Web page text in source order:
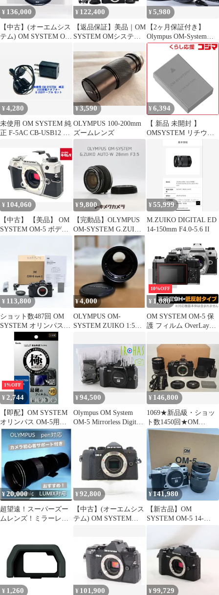
¥ 136,000
【中古】(オーエムシス
テム) OM SYSTEM OM
キツト ブラツク
¥ 122,400
【返品保証】美品｜OM
SYSTEM OMシステム
ズキット デジタル一眼
カメラ #C260610-02
¥5,980
【2ヶ月保証付き】
Olympus OM-System
Zuiko MC Auto-Macro
50mm F3.5 OMマウント
マクロレンズ＃1723
¥4,280
未使用 OM SYSTEM 純
正 F-5AC CB-USB12 充
¥3,590
OLYMPUS 100-200mm
ズームレンズ
¥ 6,394
【 新品 未開封 】
OMSYSTEM リチウム
イオン充電池 OM
¥ 104,060
【中古】 【美品】 OM
SYSTEM OM-5 ボディ
¥9,800
【完動品】OLYMPUS
OM-SYSTEM G.ZUIKO
AUTO-W 28mm F3.5 動
作確認済み
¥55,999
M.ZUIKO DIGITAL ED
14-150mm F4.0-5.6 II
¥ 113,800
ショット数487回 OM
SYSTEM オリンパス
OM-5 Mark II ボディ ブ
ラック #5064
¥4,000
OLYMPUS OM-
SYSTEM ZUIKO 1:5
10%OFF
¥ 1,080
OM SYSTEM OM-5 保
護 フィルム OverLay
OM SYSTEM OM5 9H
高硬度 反射防止 ミラー
レス一眼カメラ
1%OFF
¥ 2,744
【即配】OM SYSTEM
オリンパス OM-5用
KLPK-OOM5 マスター
G 液晶保護フィルム 極
(きわみ) ケンコー
KENKO 【ネコポス便
送料無料】
¥94,500
Olympus OM System
OM-5 Mirrorless Digital
¥ 146,800
1069★新品級・ショッ
ト数1450回★OM
SYSTEM OM-5 12-
45mm F4.0 PRO レンズ
キット ブラック
¥20,000
超望遠！スーパーズー
ムレンズ！ミラーレス
¥92,800
【中古】(オーエムシス
テム) OM SYSTEM
¥141,980
【新古品】OM
SYSTEM OM-5 14-
¥ 1,260 ¥ 101,900 ¥99,729